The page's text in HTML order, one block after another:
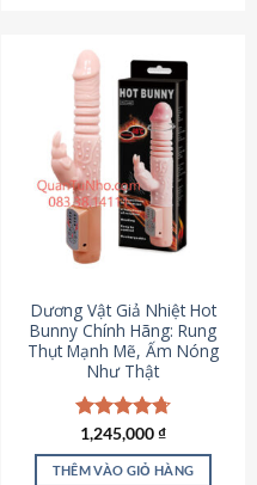
Dương Vật Giả Nhiệt Hot
Bunny Chính Hãng: Rung
Thụt Mạnh Mẽ, Ấm Nóng
Như Thật
Được xếp
hạng4.73
5 sao
1,245,000₫
THÊM VÀO GIỎ HÀNG